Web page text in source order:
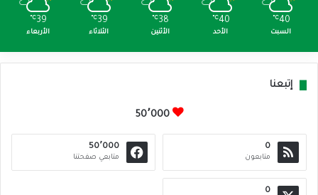
40
℃
السبت
40
℃
الأحد
38
℃
الأثنين
39
℃
الثلاثاء
39
℃
الأربعاء
إتبعنا
50٬000
0
متابعون
50٬000
متابعي صفحتنا
0